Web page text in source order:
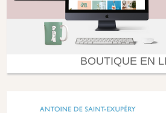
BOUTIQUE EN